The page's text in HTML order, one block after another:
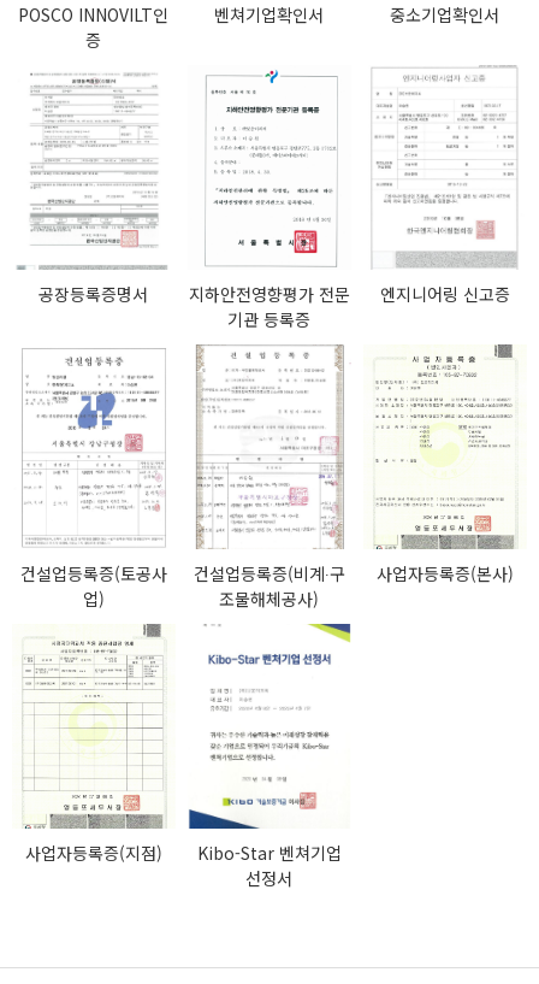
POSCO INNOVILT인
증
벤쳐기업확인서 중소기업확인서
공장등록증명서
지하안전영향평가 전문
기관 등록증
엔지니어링 신고증
건설업등록증(토공사
업)
건설업등록증(비계∙구
조물해체공사)
사업자등록증(본사)
사업자등록증(지점)
Kibo-Star 벤쳐기업
선정서